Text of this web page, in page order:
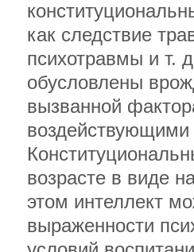
как следствие
психотравмы и т.
обусловлены
вызванной
воздействующими
возрасте в виде
этом интеллект
выраженности